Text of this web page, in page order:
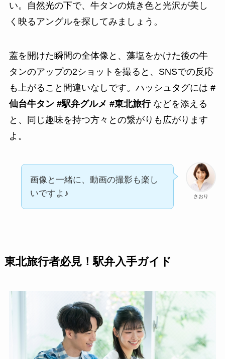
い。自然光の下で、牛タンの焼き色と光沢が美し
く映るアングルを探してみましょう。
蓋を開けた瞬間の全体像と、藻塩をかけた後の牛
タンのアップの2ショットを撮ると、SNSでの反応
も上がること間違いなしです。ハッシュタグには #
仙台牛タン #駅弁グルメ #東北旅行などを添える
と、同じ趣味を持つ方々との繋がりも広がります
よ。
さおり
画像と一緒に、動画の撮影も楽し
いですよ♪
東北旅行者必見！駅弁入手ガイド